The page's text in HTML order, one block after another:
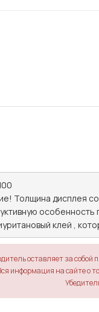
Толщина дисплея
клей ,
оставляет за собой
информация на сайте о